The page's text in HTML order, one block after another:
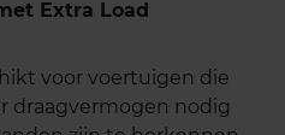
Extra Load
voor voertuigen die
draagvermogen nodig